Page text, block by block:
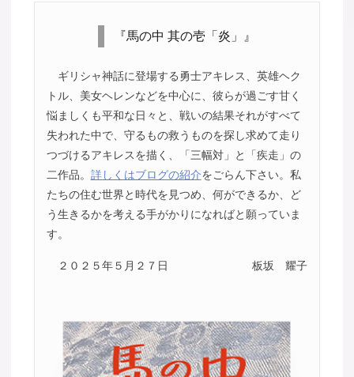
『馬の中 其の壱「炎」』
ギリシャ神話に登場する勇士アキレス、英雄ヘク
トル、美女ヘレンなどを中心に、彼らが過ごす甘く
悩ましくも平和な日々と、戦いの結果それがすべて
失われた中で、守るもの救うものを探し求めて走り
つづけるアキレスを描く、「三幅対」と「疾走」の
二作品。 詳しくはブログの紹介をごらん下さい。私
たちの住む世界と時代を見つめ、何ができるか、ど
う生きるかを考える手がかりになればと願っていま
す。
２０２５年５月２７日 板坂 耀子